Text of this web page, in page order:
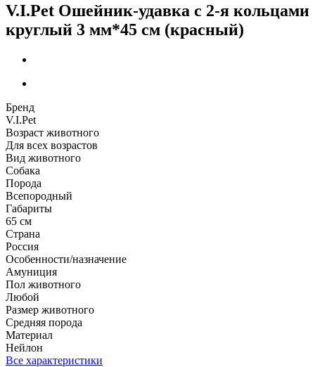
V.I.Pet Ошейник-удавка с 2-я кольцами
круглый 3 мм*45 см (красный)
Бренд
V.I.Pet
Возраст животного
Для всех возрастов
Вид животного
Собака
Порода
Всепородный
Габариты
65 см
Страна
Россия
Особенности/назначение
Амуниция
Пол животного
Любой
Размер животного
Средняя порода
Материал
Нейлон
Все характеристики